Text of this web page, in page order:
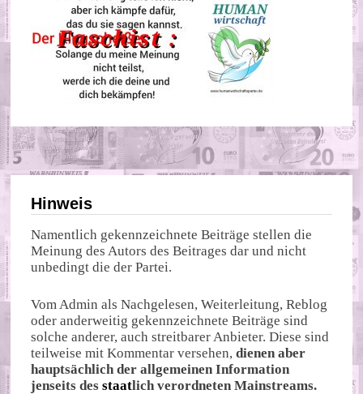
Hinweis
Namentlich gekennzeichnete Beiträge stellen die
Meinung des Autors des Beitrages dar und nicht
unbedingt die der Partei.
Vom Admin als Nachgelesen, Weiterleitung, Reblog
oder anderweitig gekennzeichnete Beiträge sind
solche anderer, auch streitbarer Anbieter. Diese sind
teilweise mit Kommentar versehen,dienen aber
hauptsächlich der allgemeinen Information
jenseits desstaatlich verordneten Mainstreams.